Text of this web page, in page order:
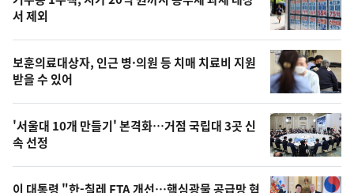
늘
의
영
상
오
늘
의
서 제외
보훈의료대상자, 인근 병·의원 등 치매 치료비 지원
받을 수 있어
'서울대 10개 만들기' 본격화…거점 국립대 3곳 신
속 선정
이 대통령 "한-칠레 FTA 개선…핵심광물 공급망 협